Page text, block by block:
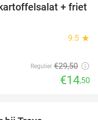
51%
+ friet
9.5 star
Regulier €29,50
€14,50